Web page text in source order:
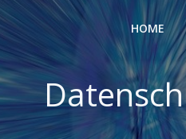
HOME